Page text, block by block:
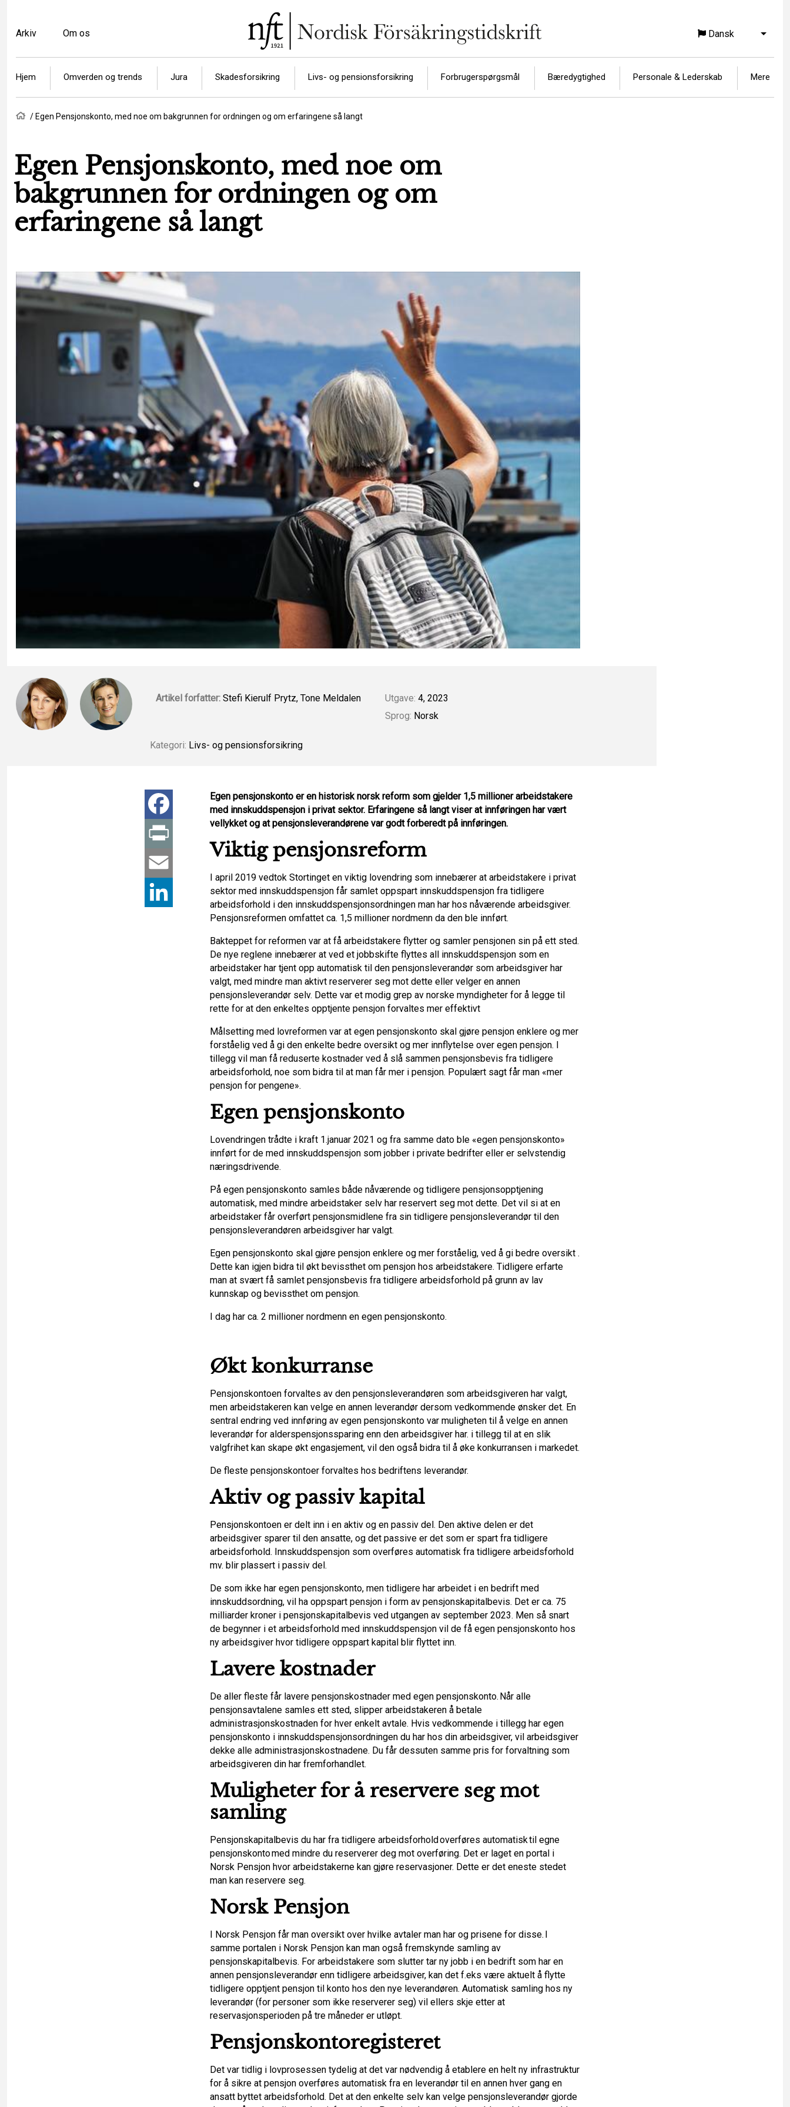
hovedindhold
Top
menu
Arkiv Om os Dansk Vis
Article
categories
Hjem Omverden og trends Jura Skadesforsikring Livs- og pensionsforsikring Forbrugerspørgsmål Bæredygtighed Personale & Lederskab Mere
Brødkrumme
Hjem
Egen Pensjonskonto, med noe om bakgrunnen for ordningen og om erfaringene så langt
Egen Pensjonskonto, med noe om
bakgrunnen for ordningen og om
erfaringene så langt
Artikel forfatter: Stefi Kierulf Prytz, Tone Meldalen Utgave: 4, 2023
Sprog: Norsk
Kategori: Livs- og pensionsforsikring
Egen pensjonskonto er en historisk norsk reform som gjelder 1,5 millioner arbeidstakere
med innskuddspensjon i privat sektor. Erfaringene så langt viser at innføringen har vært
vellykket og at pensjonsleverandørene var godt forberedt på innføringen.
Viktig pensjonsreform
I april 2019 vedtok Stortinget en viktig lovendring som innebærer at arbeidstakere i privat
sektor med innskuddspensjon får samlet oppspart innskuddspensjon fra tidligere
arbeidsforhold i den innskuddspensjonsordningen man har hos nåværende arbeidsgiver.
Pensjonsreformen omfattet ca. 1,5 millioner nordmenn da den ble innført.
Bakteppet for reformen var at få arbeidstakere flytter og samler pensjonen sin på ett sted.
De nye reglene innebærer at ved et jobbskifte flyttes all innskuddspensjon som en
arbeidstaker har tjent opp automatisk til den pensjonsleverandør som arbeidsgiver har
valgt, med mindre man aktivt reserverer seg mot dette eller velger en annen
pensjonsleverandør selv. Dette var et modig grep av norske myndigheter for å legge til
rette for at den enkeltes opptjente pensjon forvaltes mer effektivt
Målsetting med lovreformen var at egen pensjonskonto skal gjøre pensjon enklere og mer
forståelig ved å gi den enkelte bedre oversikt og mer innflytelse over egen pensjon. I
tillegg vil man få reduserte kostnader ved å slå sammen pensjonsbevis fra tidligere
arbeidsforhold, noe som bidra til at man får mer i pensjon. Populært sagt får man «mer
pensjon for pengene».
Egen pensjonskonto
Lovendringen trådte i kraft 1.januar 2021 og fra samme dato ble «egen pensjonskonto»
innført for de med innskuddspensjon som jobber i private bedrifter eller er selvstendig
næringsdrivende.
På egen pensjonskonto samles både nåværende og tidligere pensjonsopptjening
automatisk, med mindre arbeidstaker selv har reservert seg mot dette. Det vil si at en
arbeidstaker får overført pensjonsmidlene fra sin tidligere pensjonsleverandør til den
pensjonsleverandøren arbeidsgiver har valgt.
Egen pensjonskonto skal gjøre pensjon enklere og mer forståelig, ved å gi bedre oversikt .
Dette kan igjen bidra til økt bevissthet om pensjon hos arbeidstakere. Tidligere erfarte
man at svært få samlet pensjonsbevis fra tidligere arbeidsforhold på grunn av lav
kunnskap og bevissthet om pensjon.
I dag har ca. 2 millioner nordmenn en egen pensjonskonto.
Økt konkurranse
Pensjonskontoen forvaltes av den pensjonsleverandøren som arbeidsgiveren har valgt,
men arbeidstakeren kan velge en annen leverandør dersom vedkommende ønsker det. En
sentral endring ved innføring av egen pensjonskonto var muligheten til å velge en annen
leverandør for alderspensjonssparing enn den arbeidsgiver har. i tillegg til at en slik
valgfrihet kan skape økt engasjement, vil den også bidra til å øke konkurransen i markedet.
De fleste pensjonskontoer forvaltes hos bedriftens leverandør.
Aktiv og passiv kapital
Pensjonskontoen er delt inn i en aktiv og en passiv del. Den aktive delen er det
arbeidsgiver sparer til den ansatte, og det passive er det som er spart fra tidligere
arbeidsforhold. Innskuddspensjon som overføres automatisk fra tidligere arbeidsforhold
mv. blir plassert i passiv del.
De som ikke har egen pensjonskonto, men tidligere har arbeidet i en bedrift med
innskuddsordning, vil ha oppspart pensjon i form av pensjonskapitalbevis. Det er ca. 75
milliarder kroner i pensjonskapitalbevis ved utgangen av september 2023. Men så snart
de begynner i et arbeidsforhold med innskuddspensjon vil de få egen pensjonskonto hos
ny arbeidsgiver hvor tidligere oppspart kapital blir flyttet inn.
Lavere kostnader
De aller fleste får lavere pensjonskostnader med egen pensjonskonto. Når alle
pensjonsavtalene samles ett sted, slipper arbeidstakeren å betale
administrasjonskostnaden for hver enkelt avtale. Hvis vedkommende i tillegg har egen
pensjonskonto i innskuddspensjonsordningen du har hos din arbeidsgiver, vil arbeidsgiver
dekke alle administrasjonskostnadene. Du får dessuten samme pris for forvaltning som
arbeidsgiveren din har fremforhandlet.
Muligheter for å reservere seg mot
samling
Pensjonskapitalbevis du har fra tidligere arbeidsforhold overføres automatisk til egne
pensjonskonto med mindre du reserverer deg mot overføring. Det er laget en portal i
Norsk Pensjon hvor arbeidstakerne kan gjøre reservasjoner. Dette er det eneste stedet
man kan reservere seg.
Norsk Pensjon
I Norsk Pensjon får man oversikt over hvilke avtaler man har og prisene for disse. I
samme portalen i Norsk Pensjon kan man også fremskynde samling av
pensjonskapitalbevis. For arbeidstakere som slutter tar ny jobb i en bedrift som har en
annen pensjonsleverandør enn tidligere arbeidsgiver, kan det f.eks være aktuelt å flytte
tidligere opptjent pensjon til konto hos den nye leverandøren. Automatisk samling hos ny
leverandør (for personer som ikke reserverer seg) vil ellers skje etter at
reservasjonsperioden på tre måneder er utløpt.
Pensjonskontoregisteret
Det var tidlig i lovprosessen tydelig at det var nødvendig å etablere en helt ny infrastruktur
for å sikre at pensjon overføres automatisk fra en leverandør til en annen hver gang en
ansatt byttet arbeidsforhold. Det at den enkelte selv kan velge pensjonsleverandør gjorde